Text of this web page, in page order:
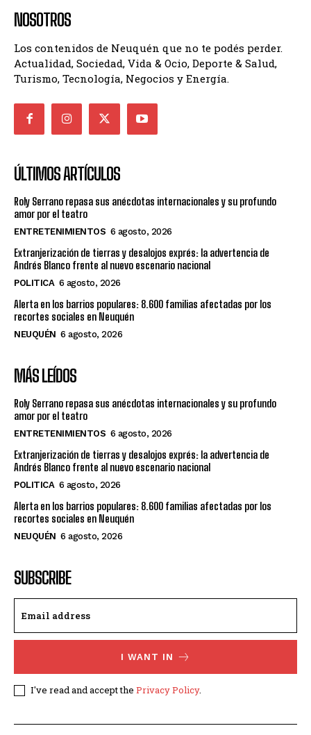
NOSOTROS
Los contenidos de Neuquén que no te podés perder.
Actualidad, Sociedad, Vida & Ocio, Deporte & Salud,
Turismo, Tecnología, Negocios y Energía.
ÚLTIMOS ARTÍCULOS
Roly Serrano repasa sus anécdotas internacionales y su profundo
amor por el teatro
ENTRETENIMIENTOS 6 agosto, 2026
Extranjerización de tierras y desalojos exprés: la advertencia de
Andrés Blanco frente al nuevo escenario nacional
POLITICA 6 agosto, 2026
Alerta en los barrios populares: 8.600 familias afectadas por los
recortes sociales en Neuquén
NEUQUÉN 6 agosto, 2026
MÁS LEÍDOS
Roly Serrano repasa sus anécdotas internacionales y su profundo
amor por el teatro
ENTRETENIMIENTOS 6 agosto, 2026
Extranjerización de tierras y desalojos exprés: la advertencia de
Andrés Blanco frente al nuevo escenario nacional
POLITICA 6 agosto, 2026
Alerta en los barrios populares: 8.600 familias afectadas por los
recortes sociales en Neuquén
NEUQUÉN 6 agosto, 2026
SUBSCRIBE
I WANT IN
I've read and accept the Privacy Policy.